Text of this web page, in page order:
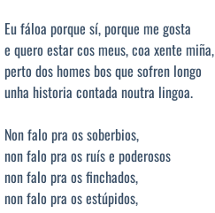
Eu fáloa porque sí, porque me gosta
e quero estar cos meus, coa xente miña,
perto dos homes bos que sofren longo
unha historia contada noutra lingoa.
Non falo pra os soberbios,
non falo pra os ruís e poderosos
non falo pra os finchados,
non falo pra os estúpidos,